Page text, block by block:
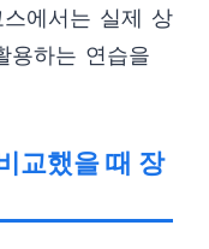
에서는 실제 상
용하는 연습을
교했을 때 장